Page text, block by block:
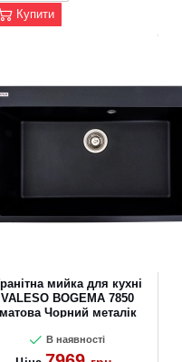
Купити
мийка для кухні
VALESO BOGEMA 7850
матова Чорний металік
В наявності
OK